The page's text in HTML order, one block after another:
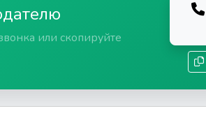
или скопируйте